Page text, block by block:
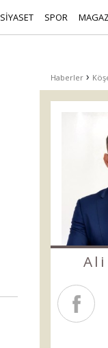
SİYASET SPOR
Haberler›
Ali